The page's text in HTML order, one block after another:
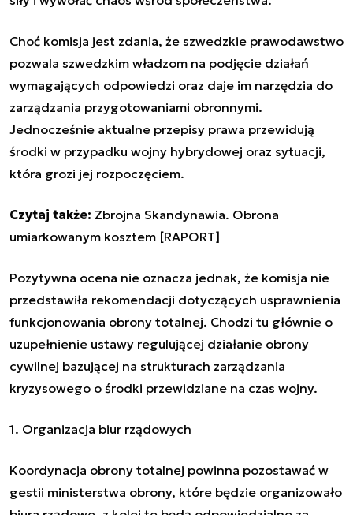
Choć komisja jest zdania, że szwedzkie prawodawstwo
pozwala szwedzkim władzom na podjęcie działań
wymagających odpowiedzi oraz daje im narzędzia do
zarządzania przygotowaniami obronnymi.
Jednocześnie aktualne przepisy prawa przewidują
środki w przypadku wojny hybrydowej oraz sytuacji,
która grozi jej rozpoczęciem.
Czytaj także: Zbrojna Skandynawia. Obrona
umiarkowanym kosztem [RAPORT]
Pozytywna ocena nie oznacza jednak, że komisja nie
przedstawiła rekomendacji dotyczących usprawnienia
funkcjonowania obrony totalnej. Chodzi tu głównie o
uzupełnienie ustawy regulującej działanie obrony
cywilnej bazującej na strukturach zarządzania
kryzysowego o środki przewidziane na czas wojny.
1. Organizacja biur rządowych
Koordynacja obrony totalnej powinna pozostawać w
gestii ministerstwa obrony, które będzie organizowało